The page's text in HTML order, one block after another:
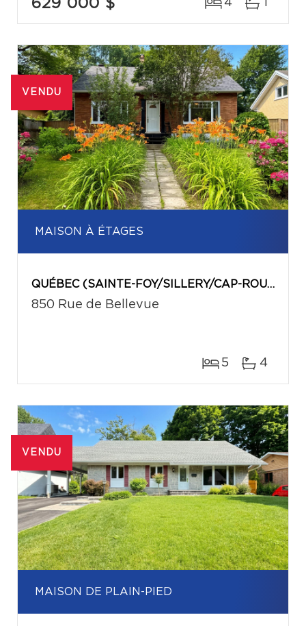
629 000 $ 4 1
VENDU
MAISON À ÉTAGES
QUÉBEC (SAINTE-FOY/SILLERY/CAP-ROUGE)
850 Rue de Bellevue
5 4
VENDU
MAISON DE PLAIN-PIED